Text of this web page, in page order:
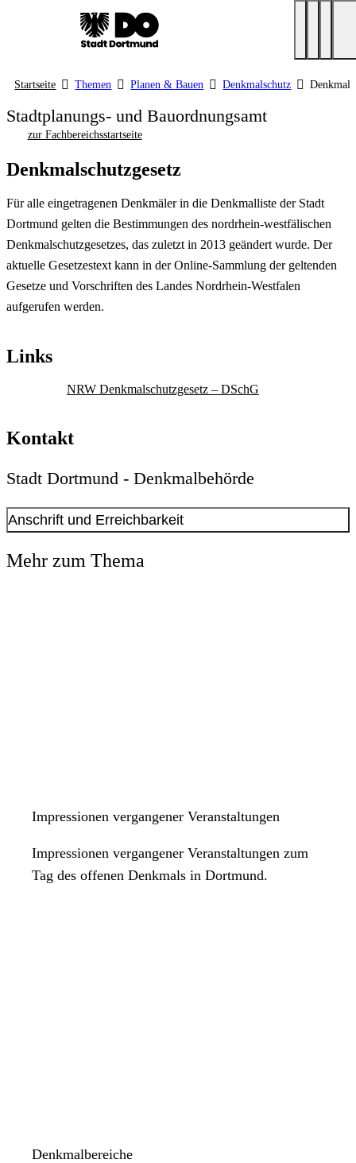
Startseite Themen Planen & Bauen Denkmalschutz
Stadtplanungs- und Bauordnungsamt
zur Fachbereichsstartseite
Denkmalschutzgesetz
Für alle eingetragenen Denkmäler in die Denkmalliste der Stadt
Dortmund gelten die Bestimmungen des nordrhein-westfälischen
Denkmalschutzgesetzes, das zuletzt in 2013 geändert wurde. Der
aktuelle Gesetzestext kann in der Online-Sammlung der geltenden
Gesetze und Vorschriften des Landes Nordrhein-Westfalen
aufgerufen werden.
Links
NRW Denkmalschutzgesetz – DSchG
Kontakt
Stadt Dortmund - Denkmalbehörde
Anschrift und Erreichbarkeit
Anschrift
Mehr zum Thema
Impressionen vergangener Veranstaltungen
Impressionen vergangener Veranstaltungen zum
Tag des offenen Denkmals in Dortmund.
Denkmalbereiche